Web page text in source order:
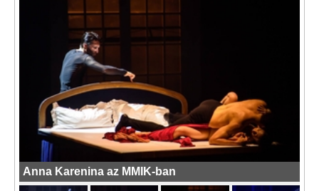
Anna Karenina az MMIK-ban